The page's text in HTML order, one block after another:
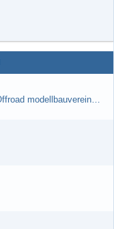
Gibt es noch in Raum Hannover RC Car Offroad modellbauvereine, habe selbst schon gegoogelt aber erfolglos